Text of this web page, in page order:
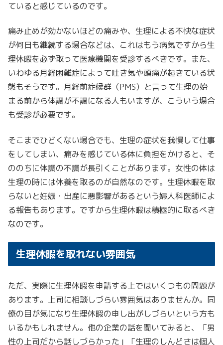
ていると感じているのです。
痛み止めが効かないほどの痛みや、生理による不快な症状
が何日も継続する場合などは、これはもう病気ですから生
理休暇を必ず取って医療機関を受診するべきです。また、
いわゆる月経困難症によって吐き気や頭痛が起きている状
態もそうです。月経前症候群（PMS）と言って生理の始
まる前から体調が不調になる人もいますが、こういう場合
も受診が必要です。
そこまでひどくない場合でも、生理の症状を我慢して仕事
をしてしまい、痛みを感じている体に負担をかけると、そ
ののちに体調の不調が長引くことがあります。女性の体は
生理の時には休養を取るのが自然なのです。生理休暇を取
らないと妊娠・出産に悪影響があるという婦人科医師によ
る報告もあります。ですから生理休暇は積極的に取るべき
なのです。
生理休暇を取れない雰囲気
ただ、実際に生理休暇を申請する上ではいくつもの問題が
あります。上司に相談しづらい雰囲気はありませんか。同
僚の目が気になり生理休暇の申し出がしづらいという方も
いるかもしれません。他の企業の話を聞いてみると、「男
性の上司だから話しづらかった」「生理のしんどさは個人